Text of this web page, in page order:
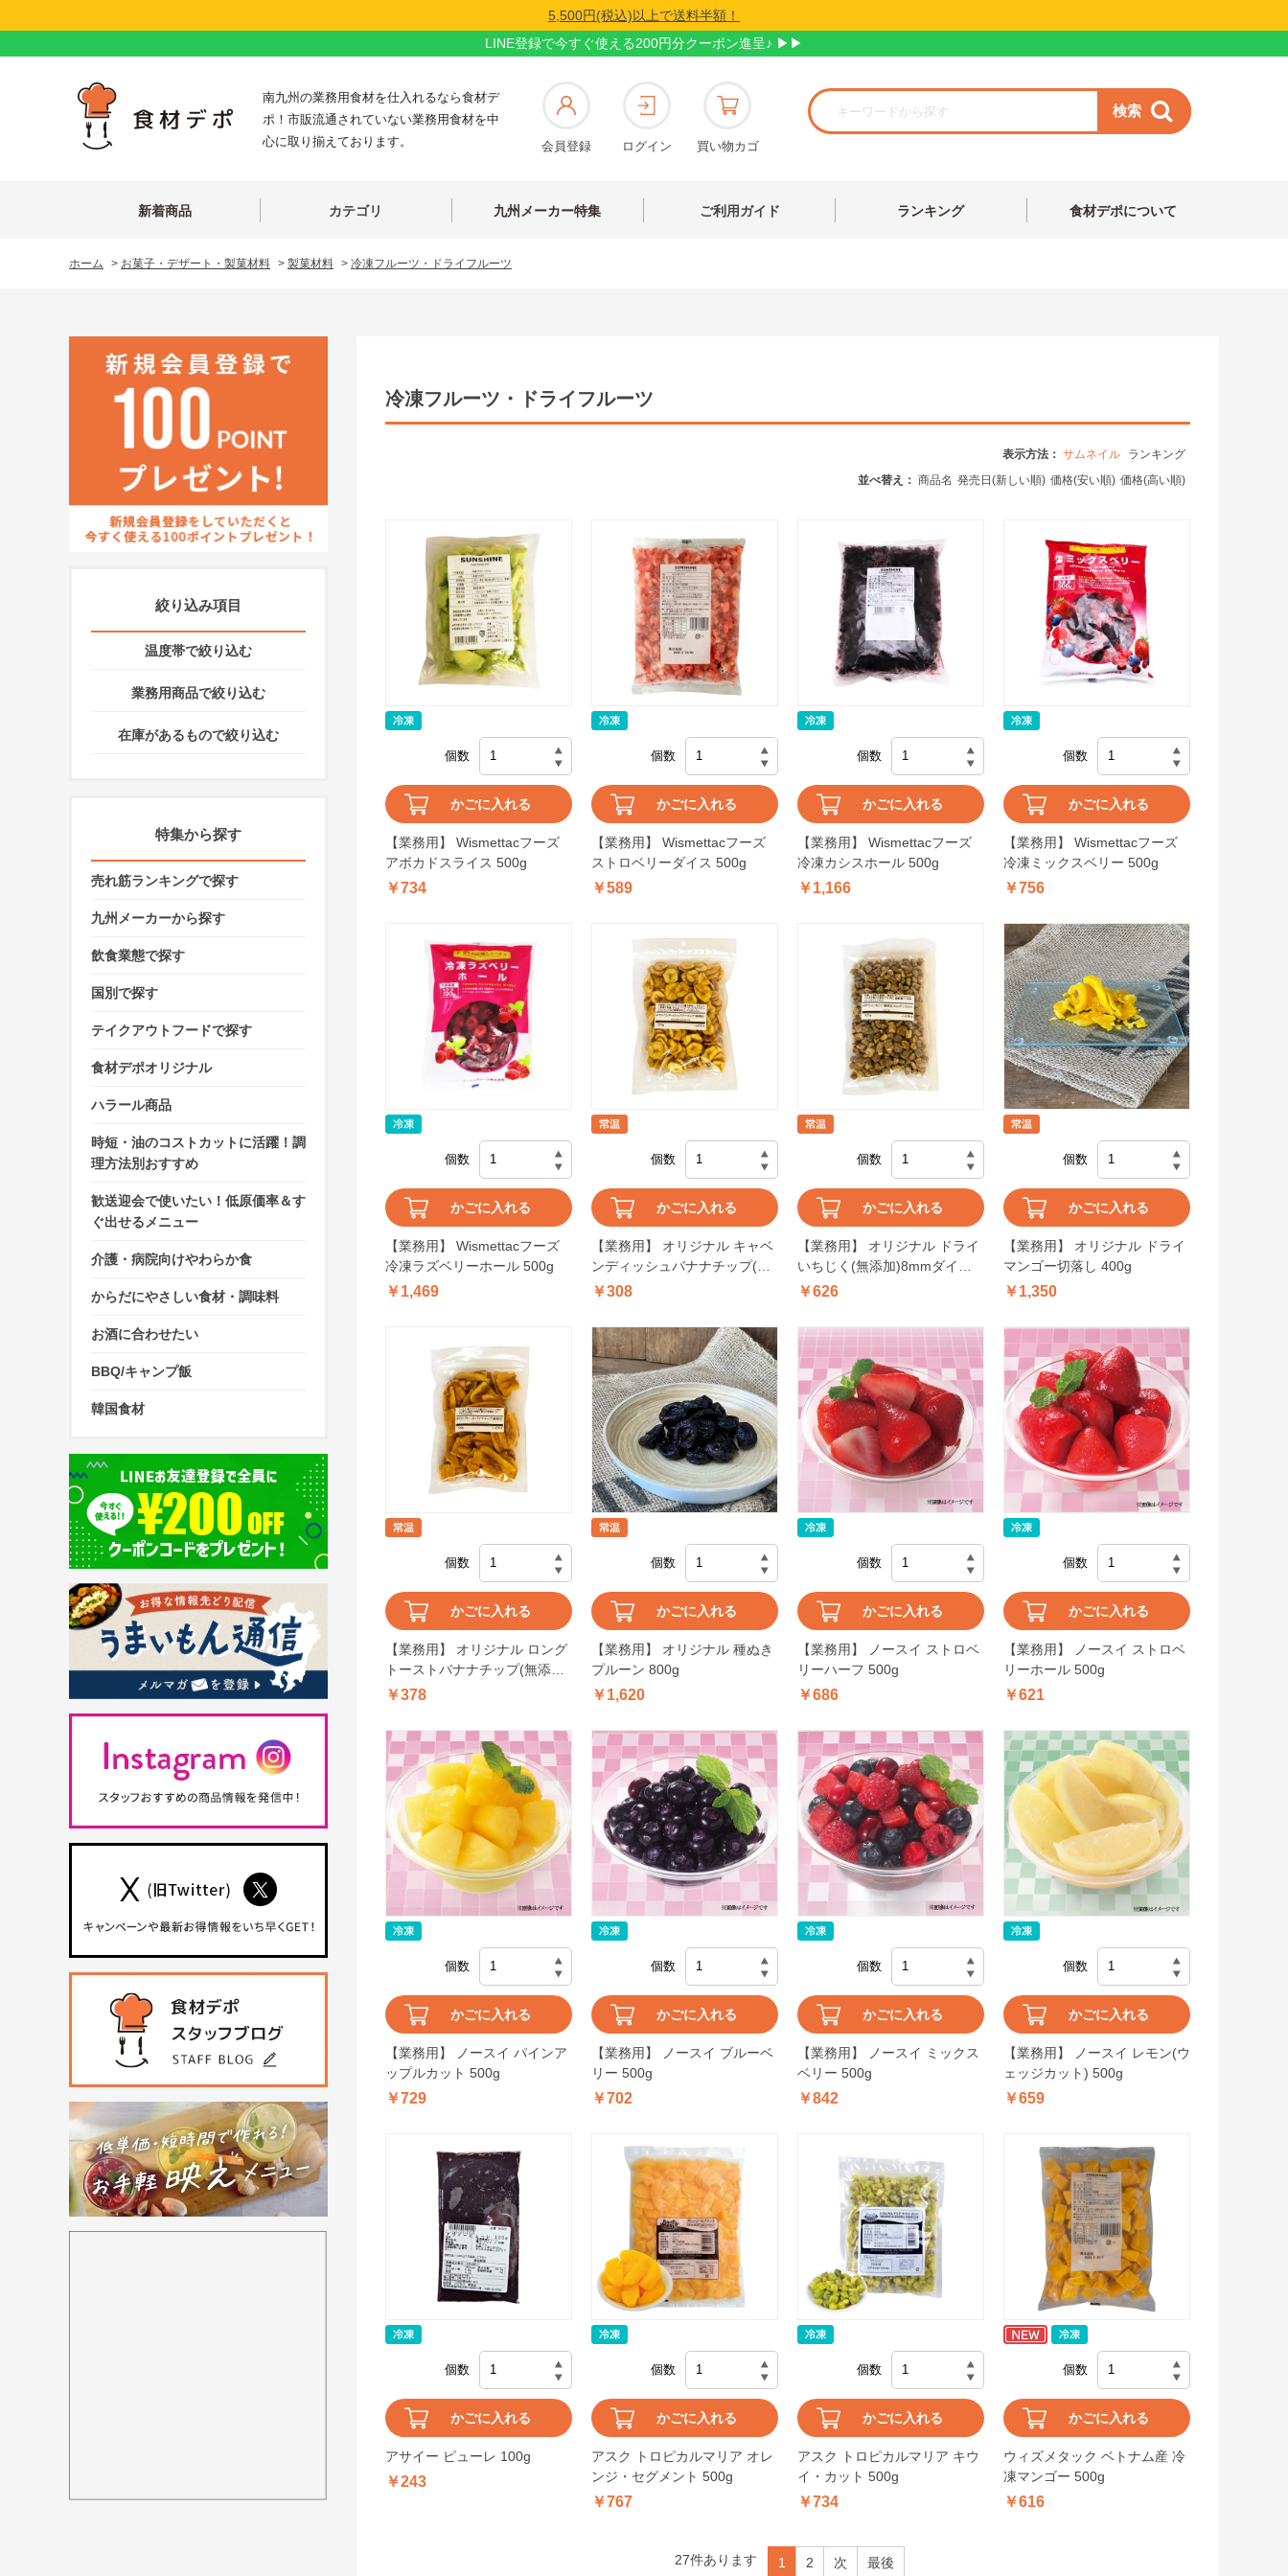
5,500円(税込)以上で送料半額！
LINE登録で今すぐ使える200円分クーポン進呈♪ ▶▶
南九州の業務用食材を仕入れるなら食材デ
ポ！市販流通されていない業務用食材を中
心に取り揃えております。
会員登録 ログイン 買い物カゴ
検索
新着商品 カテゴリ 九州メーカー特集 ご利用ガイド ランキング 食材デポについて
ホーム > お菓子・デザート・製菓材料 > 製菓材料 > 冷凍フルーツ・ドライフルーツ
絞り込み項目
温度帯で絞り込む
業務用商品で絞り込む
在庫があるもので絞り込む
特集から探す
売れ筋ランキングで探す
九州メーカーから探す
飲食業態で探す
国別で探す
テイクアウトフードで探す
食材デポオリジナル
ハラール商品
時短・油のコストカットに活躍！調
理方法別おすすめ
歓送迎会で使いたい！低原価率＆す
ぐ出せるメニュー
介護・病院向けやわらか食
からだにやさしい食材・調味料
お酒に合わせたい
BBQ/キャンプ飯
韓国食材
冷凍フルーツ・ドライフルーツ
表示方法： サムネイル
ランキング
並べ替え： 商品名 発売日(新しい順) 価格(安い順) 価格(高い順)
【業務用】 Wismettacフーズ
アボカドスライス 500g
￥734
個数
かごに入れる
【業務用】 Wismettacフーズ
ストロベリーダイス 500g
￥589
個数
かごに入れる
【業務用】 Wismettacフーズ
冷凍カシスホール 500g
￥1,166
個数
かごに入れる
【業務用】 Wismettacフーズ
冷凍ミックスベリー 500g
￥756
個数
かごに入れる
【業務用】 Wismettacフーズ
冷凍ラズベリーホール 500g
￥1,469
個数
かごに入れる
【業務用】 オリジナル キャベ
ンディッシュバナナチップ(無
添加) 160g
￥308
個数
かごに入れる
【業務用】 オリジナル ドライ
いちじく(無添加)8mmダイス
カット 220g
￥626
個数
かごに入れる
【業務用】 オリジナル ドライ
マンゴー切落し 400g
￥1,350
個数
かごに入れる
【業務用】 オリジナル ロング
トーストバナナチップ(無添加)
140g
￥378
個数
かごに入れる
【業務用】 オリジナル 種ぬき
プルーン 800g
￥1,620
個数
かごに入れる
【業務用】 ノースイ ストロベ
リーハーフ 500g
￥686
個数
かごに入れる
【業務用】 ノースイ ストロベ
リーホール 500g
￥621
個数
かごに入れる
【業務用】 ノースイ パインア
ップルカット 500g
￥729
個数
かごに入れる
【業務用】 ノースイ ブルーベ
リー 500g
￥702
個数
かごに入れる
【業務用】 ノースイ ミックス
ベリー 500g
￥842
個数
かごに入れる
【業務用】 ノースイ レモン(ウ
ェッジカット) 500g
￥659
個数
かごに入れる
アサイー ピューレ 100g
￥243
個数
かごに入れる
アスク トロピカルマリア オレ
ンジ・セグメント 500g
￥767
個数
かごに入れる
アスク トロピカルマリア キウ
イ・カット 500g
￥734
個数
かごに入れる
ウィズメタック ベトナム産 冷
凍マンゴー 500g
￥616
個数
かごに入れる
27件あります 1 2 次 最後